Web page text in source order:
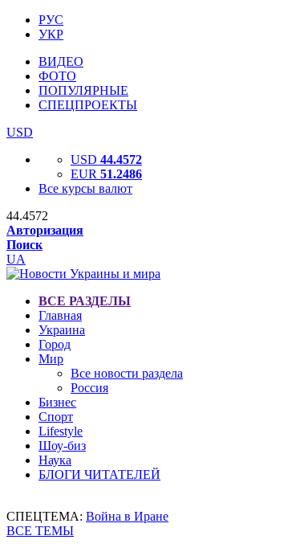
РУС
УКР
ВИДЕО
ФОТО
ПОПУЛЯРНЫЕ
СПЕЦПРОЕКТЫ
USD
USD 44.4572
EUR 51.2486
Все курсы валют
44.4572
Авторизация
Поиск
UA
ВСЕ РАЗДЕЛЫ
Главная
Украина
Город
Мир
Все новости раздела
Россия
Бизнес
Спорт
Lifestyle
Шоу-биз
Наука
БЛОГИ ЧИТАТЕЛЕЙ
СПЕЦТЕМА: Война в Иране
ВСЕ ТЕМЫ